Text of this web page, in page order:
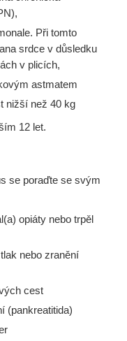
Při tomto
srdce v důsledku
v plicích,
astmatem
nižší než 40 kg
12 let.
se poraďte se svým
opiáty nebo trpěl
nebo zranění
cest
(pankreatitida)